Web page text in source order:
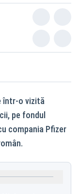
într-o vizită
pe fondul
compania Pfizer